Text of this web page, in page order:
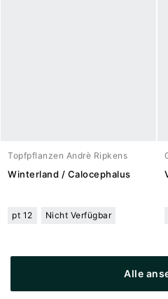
Topfpflanzen Andrè Ripkens
Winterland / Calocephalus
pt 12 Nicht Verfügbar
Alle